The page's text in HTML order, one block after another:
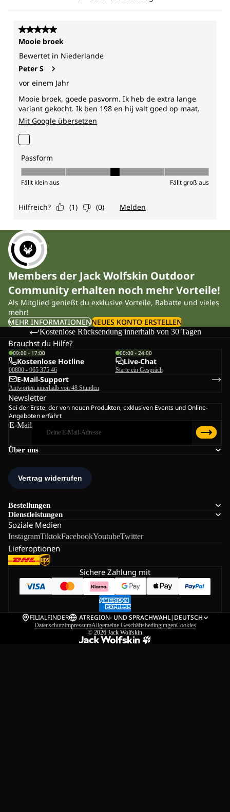
Members der Jack Wolfskin Outdoor
Community erhalten noch mehr Vorteile!
Als Mitglied genießt du exklusive Vorteile, Rabatte und vieles
mehr!
MEHR INFORMATIONENNEUES KONTO ERSTELLEN
Kostenlose Rücksendung innerhalb von 30 Tagen
Über uns
Bestellungen
Dienstleistungen
Soziale Medien
InstagramTiktokFacebookYoutubeTwitter
Lieferoptionen
Brauchst du Hilfe?
09:00 - 17:00
Kostenlose Hotline
00800 - 965 375 46
00:00 - 24:00
Live-Chat
Starte ein Gespräch
E-Mail-Support
Antworten innerhalb von 48 Stunden
Newsletter
Sei der Erste, der von neuen Produkten, exklusiven Events und Online-
Angeboten erfährt
E-Mail
Sichere Zahlung mit
FILIALFINDER ATREGION- UND SPRACHWAHL| DEUTSCH
DatenschutzImpressumAllgemeine GeschäftsbedingungenCookies
© 2026 Jack Wolfskin